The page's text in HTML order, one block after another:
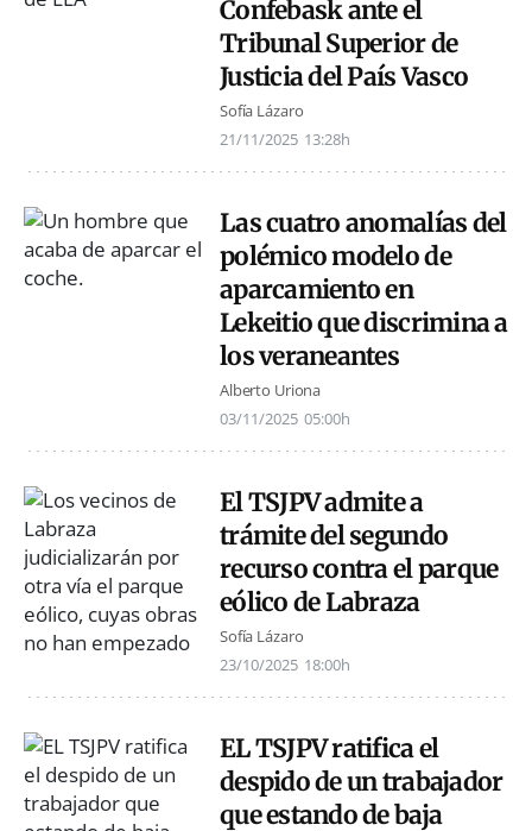
Confebask ante el
Tribunal Superior de
Justicia del País Vasco
Sofía Lázaro
21/11/2025 13:28h
Las cuatro anomalías del
polémico modelo de
aparcamiento en
Lekeitio que discrimina a
los veraneantes
Alberto Uriona
03/11/2025 05:00h
El TSJPV admite a
trámite del segundo
recurso contra el parque
eólico de Labraza
Sofía Lázaro
23/10/2025 18:00h
EL TSJPV ratifica el
despido de un trabajador
que estando de baja